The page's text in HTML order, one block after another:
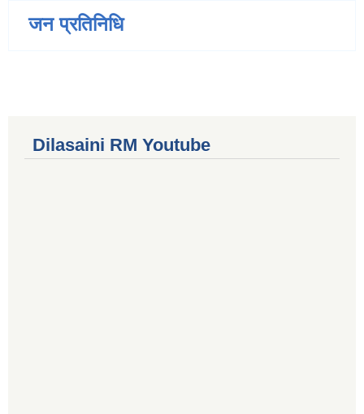
जन प्रतिनिधि
Dilasaini RM Youtube